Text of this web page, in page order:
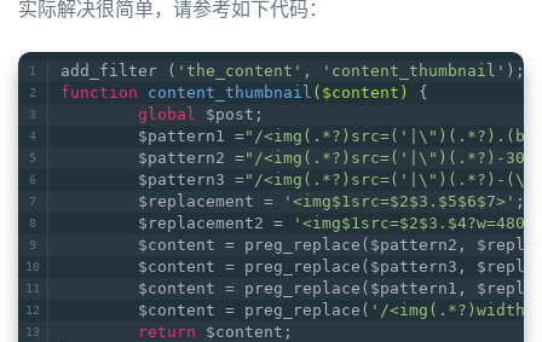
实际解决很简单，请参考如下代码：
add_filter ( 'the_content' , 'content_thumbnail' );
function
content_thumbnail ($content)
{
global
$post;
        $pattern1 =
"/
        $pattern2 =
"/<img(.*?)src=('|\")(.*?)-
        $pattern3 =
"/<img(.*?)src=('|\")(.*?)-
        $replacement =
'<img$1src=$2$3.$5$6$7>' ;
        $replacement2 =
$content = preg_replace($pattern2,
$content = preg_replace($pattern3,
$content = preg_replace($pattern1,
        $content = preg_replace(
'/
return $content;